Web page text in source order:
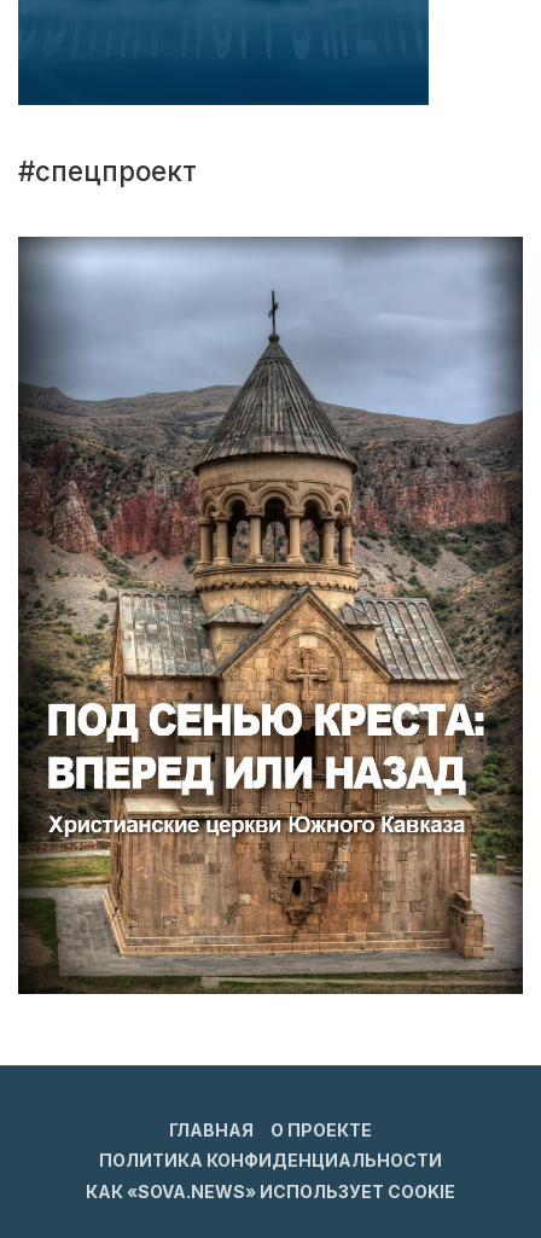
#спецпроект
ГЛАВНАЯ
О ПРОЕКТЕ
ПОЛИТИКА КОНФИДЕНЦИАЛЬНОСТИ
КАК «SOVA.NEWS» ИСПОЛЬЗУЕТ COOKIE